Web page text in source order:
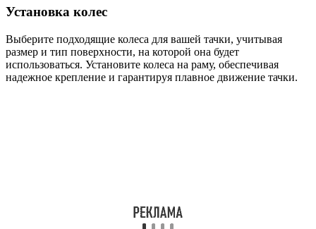
Установка колес
Выберите подходящие колеса для вашей тачки, учитывая
размер и тип поверхности, на которой она будет
использоваться. Установите колеса на раму, обеспечивая
надежное крепление и гарантируя плавное движение тачки.